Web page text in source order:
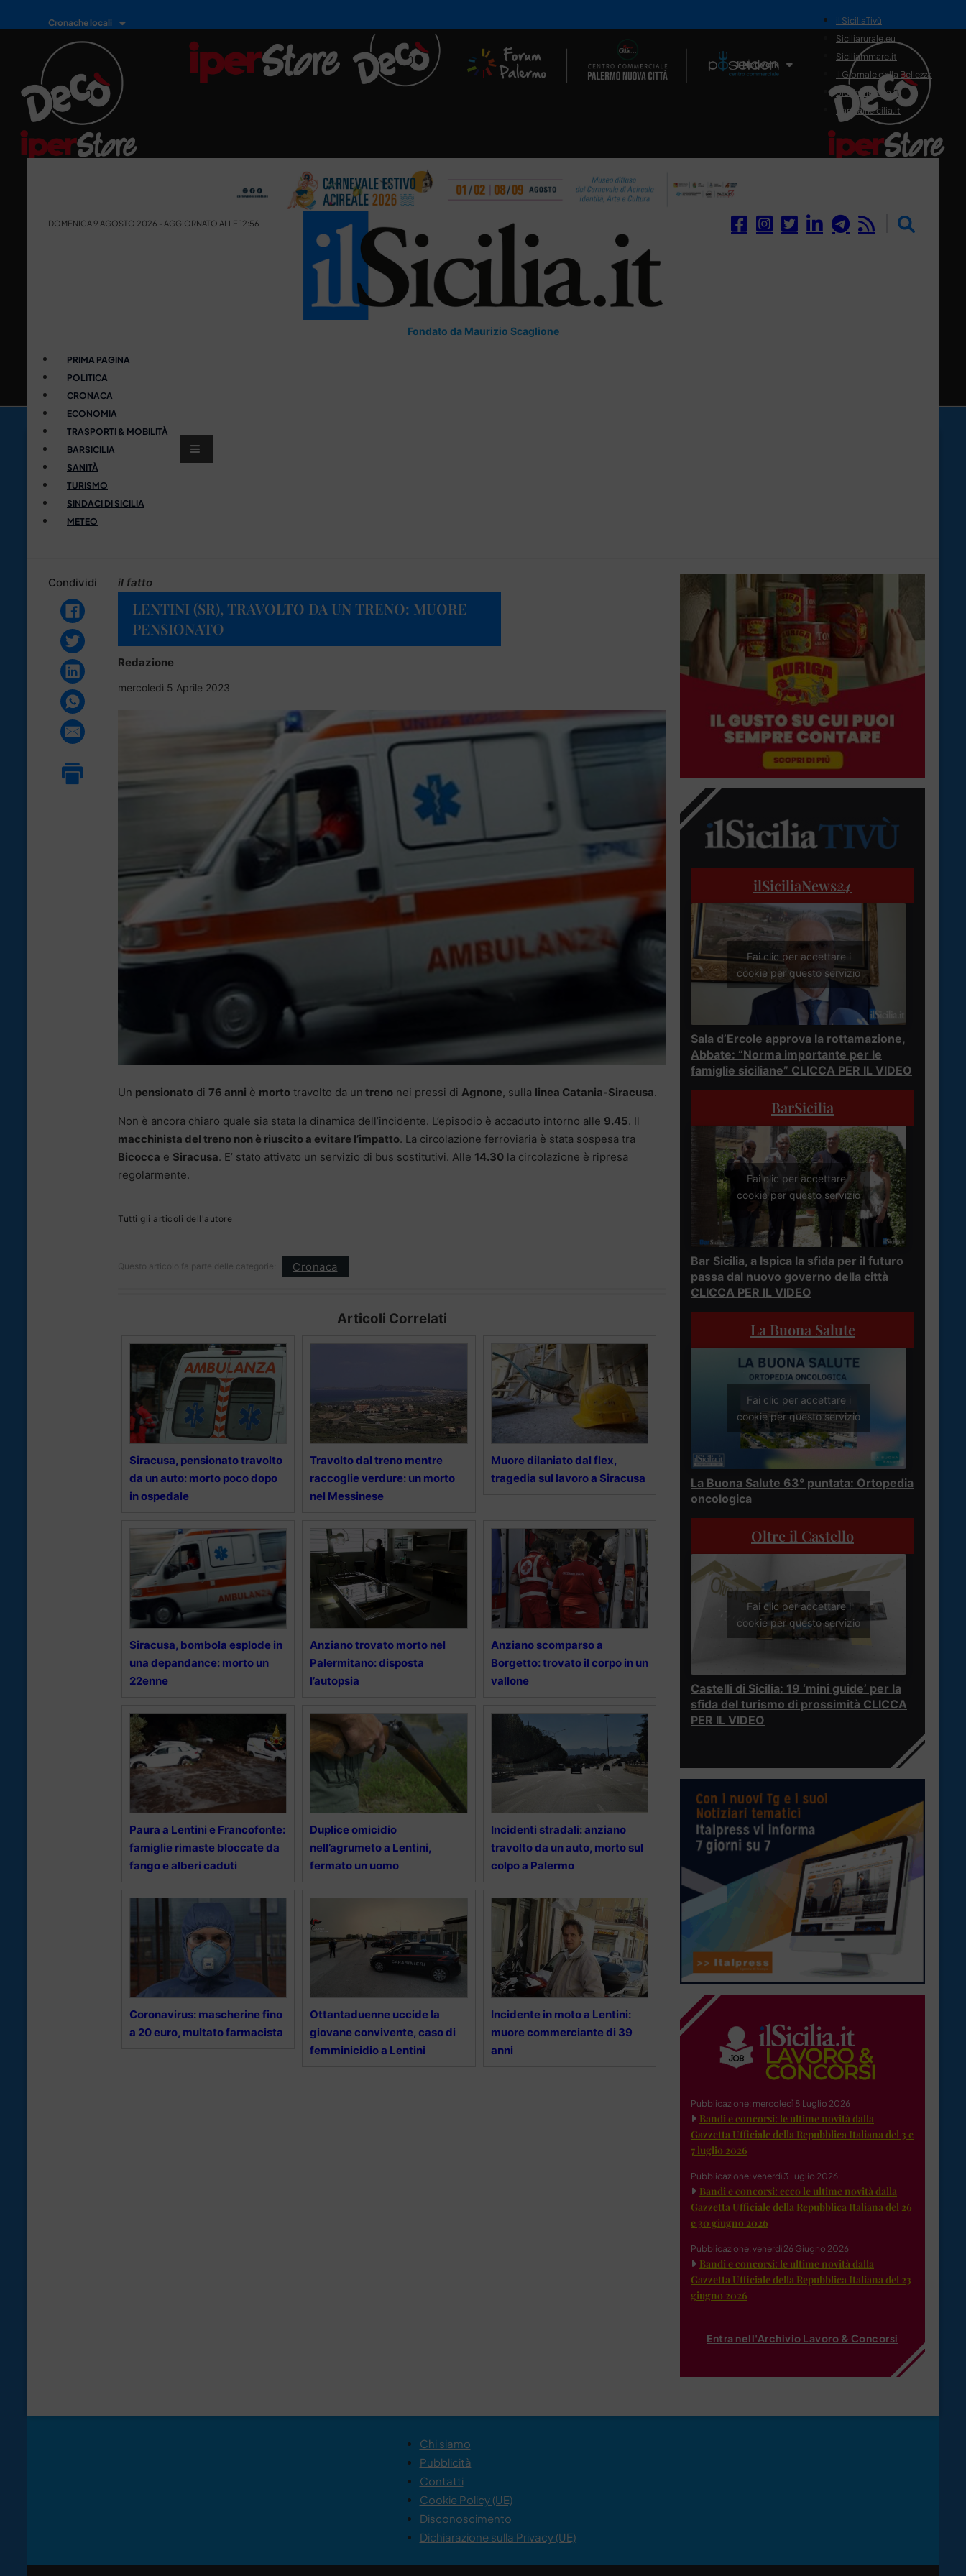
Cronache locali
Il Network
il SiciliaTivù
Siciliarurale.eu
Siciliammare.it
Il Giornale della Bellezza
Siciliamedica.it
Sanitainsicilia.it
DOMENICA 9 AGOSTO 2026 - AGGIORNATO ALLE 12:56
Fondato da Maurizio Scaglione
PRIMA PAGINA
POLITICA
CRONACA
ECONOMIA
TRASPORTI & MOBILITÀ
BARSICILIA
SANITÀ
TURISMO
SINDACI DI SICILIA
METEO
Condividi il fatto
LENTINI (SR), TRAVOLTO DA UN TRENO: MUORE
PENSIONATO
Redazione
mercoledì 5 Aprile 2023
Un pensionato di 76 anni è morto travolto da un treno nei pressi di Agnone, sulla linea Catania-Siracusa.
Non è ancora chiaro quale sia stata la dinamica dell’incidente. L’episodio è accaduto intorno alle 9.45. Il
macchinista del treno non è riuscito a evitare l’impatto. La circolazione ferroviaria è stata sospesa tra
Bicocca e Siracusa. E’ stato attivato un servizio di bus sostitutivi. Alle 14.30 la circolazione è ripresa
regolarmente.
Tutti gli articoli dell'autore
Questo articolo fa parte delle categorie: Cronaca
Articoli Correlati
Siracusa, pensionato travolto
da un auto: morto poco dopo
in ospedale
Travolto dal treno mentre
raccoglie verdure: un morto
nel Messinese
Muore dilaniato dal flex,
tragedia sul lavoro a Siracusa
Siracusa, bombola esplode in
una depandance: morto un
22enne
Anziano trovato morto nel
Palermitano: disposta
l’autopsia
Anziano scomparso a
Borgetto: trovato il corpo in un
vallone
Paura a Lentini e Francofonte:
famiglie rimaste bloccate da
fango e alberi caduti
Duplice omicidio
nell’agrumeto a Lentini,
fermato un uomo
Incidenti stradali: anziano
travolto da un auto, morto sul
colpo a Palermo
Coronavirus: mascherine fino
a 20 euro, multato farmacista
Ottantaduenne uccide la
giovane convivente, caso di
femminicidio a Lentini
Incidente in moto a Lentini:
muore commerciante di 39
anni
ilSiciliaNews24
Fai clic per accettare i
cookie per questo servizio
Sala d’Ercole approva la rottamazione,
Abbate: “Norma importante per le
famiglie siciliane” CLICCA PER IL VIDEO
BarSicilia
Fai clic per accettare i
cookie per questo servizio
Bar Sicilia, a Ispica la sfida per il futuro
passa dal nuovo governo della città
CLICCA PER IL VIDEO
La Buona Salute
Fai clic per accettare i
cookie per questo servizio
La Buona Salute 63° puntata: Ortopedia
oncologica
Oltre il Castello
Fai clic per accettare i
cookie per questo servizio
Castelli di Sicilia: 19 ‘mini guide’ per la
sfida del turismo di prossimità CLICCA
PER IL VIDEO
Pubblicazione: mercoledì 8 Luglio 2026
Bandi e concorsi: le ultime novità dalla
Gazzetta Ufficiale della Repubblica Italiana del 3 e
7 luglio 2026
Pubblicazione: venerdì 3 Luglio 2026
Bandi e concorsi: ecco le ultime novità dalla
Gazzetta Ufficiale della Repubblica Italiana del 26
e 30 giugno 2026
Pubblicazione: venerdì 26 Giugno 2026
Bandi e concorsi: le ultime novità dalla
Gazzetta Ufficiale della Repubblica Italiana del 23
giugno 2026
Entra nell'Archivio Lavoro & Concorsi
Chi siamo
Pubblicità
Contatti
Cookie Policy (UE)
Disconoscimento
Dichiarazione sulla Privacy (UE)